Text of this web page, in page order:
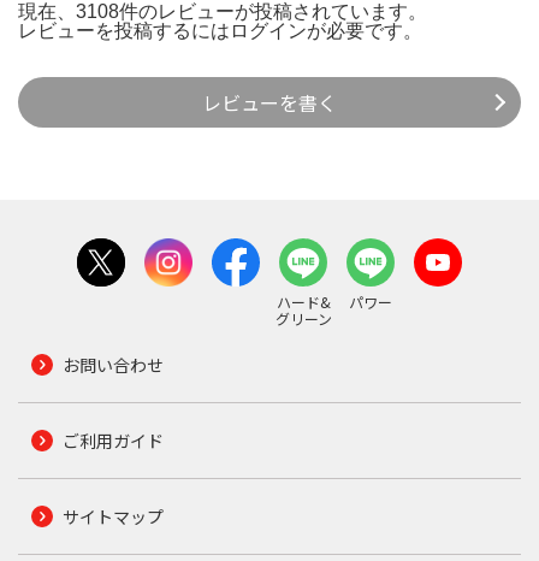
現在、3108件のレビューが投稿されています。
レビューを投稿するには ログインが必要です。
レビューを書く
ハード&
グリーン
パワー
お問い合わせ
ご利用ガイド
サイトマップ